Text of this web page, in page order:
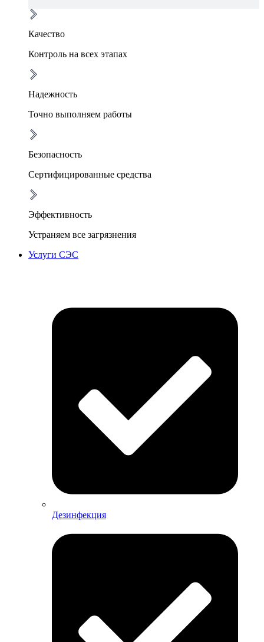
Качество
Контроль на всех этапах
Надежность
Точно выполняем работы
Безопасность
Сертифицированные средства
Эффективность
Устраняем все загрязнения
Услуги СЭС
Дезинфекция